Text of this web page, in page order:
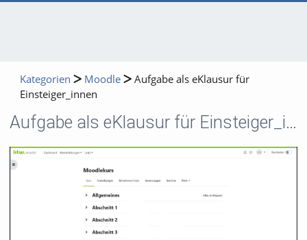
Kategorien Moodle
Aufgabe als eKlausur für
Einsteiger_innen
Aufgabe als eKlausur für Einsteiger_innen